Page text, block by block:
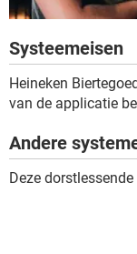
Systeemeisen
Heineken
van de applicatie
Andere
Deze